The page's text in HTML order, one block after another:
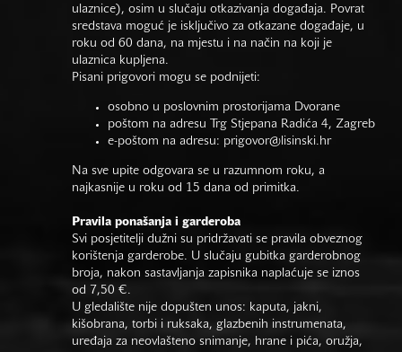
ulaznice), osim u slučaju otkazivanja događaja. Povrat
sredstava moguć je isključivo za otkazane događaje, u
roku od 60 dana, na mjestu i na način na koji je
ulaznica kupljena.
Pisani prigovori mogu se podnijeti:
osobno u poslovnim prostorijama Dvorane
poštom na adresu Trg Stjepana Radića 4, Zagreb
e-poštom na adresu: prigovor@lisinski.hr
Na sve upite odgovara se u razumnom roku, a
najkasnije u roku od 15 dana od primitka.
Pravila ponašanja i garderoba
Svi posjetitelji dužni su pridržavati se pravila obveznog
korištenja garderobe. U slučaju gubitka garderobnog
broja, nakon sastavljanja zapisnika naplaćuje se iznos
od 7,50 €.
U gledalište nije dopušten unos: kaputa, jakni,
kišobrana, torbi i ruksaka, glazbenih instrumenata,
uređaja za neovlašteno snimanje, hrane i pića, oružja,